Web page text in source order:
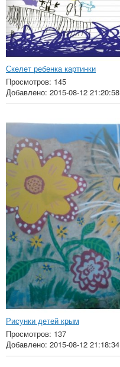
Скелет ребенка картинки
Просмотров: 145
Добавлено: 2015-08-12 21:20:58
Рисунки детей крым
Просмотров: 137
Добавлено: 2015-08-12 21:18:34